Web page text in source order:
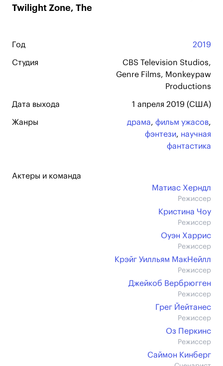
Twilight Zone, The
Год 2019
Студия
CBS Television Studios,
Genre Films, Monkeypaw
Productions
Дата выхода 1 апреля 2019 (США)
Жанры драма, фильм ужасов,
фэнтези, научная
фантастика
Актеры и команда
Матиас Херндл
Режиссер
Кристина Чоу
Режиссер
Оуэн Харрис
Режиссер
Крэйг Уилльям МакНейлл
Режиссер
Джейкоб Вербрюгген
Режиссер
Грег Йейтанес
Режиссер
Оз Перкинс
Режиссер
Саймон Кинберг